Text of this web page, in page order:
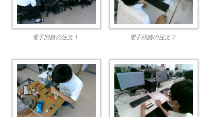
電子回路の注文１ 電子回路の注文２